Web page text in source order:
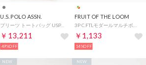
U.S. POLO ASSN.
プリーツ トートバッグ USPA-2662 （グレー）
￥13,211
49%OFF
FRUIT OF THE LOOM
￥1,133
14%OFF
NEW NEW